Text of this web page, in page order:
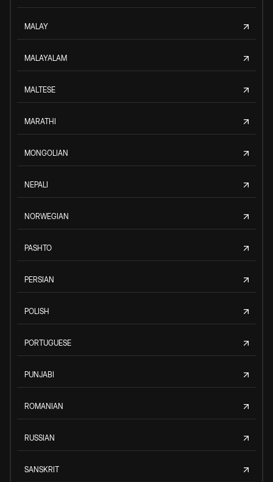
MALAY
MALAYALAM
MALTESE
MARATHI
MONGOLIAN
NEPALI
NORWEGIAN
PASHTO
PERSIAN
POLISH
PORTUGUESE
PUNJABI
ROMANIAN
RUSSIAN
SANSKRIT